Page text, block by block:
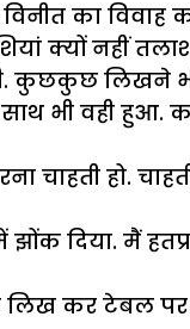
का
क्यों नहीं
कुछकुछ लिखने
भी वही हुआ.
हो.
दिया. मैं
लिख कर टेबल